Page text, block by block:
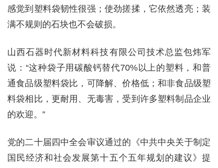
感觉到塑料袋韧性很强；使劲搓揉，它依然透亮；装
满不规则的石块也不会破损。
山西石器时代新材料科技有限公司技术总监包炜军
说：“这种袋子用碳酸钙替代70%以上的塑料，和普
通食品级塑料袋比，可降解、价格低；和非食品级塑
料袋相比，更耐用、无毒害，受到许多塑料制品企业
的欢迎。”
党的二十届四中全会审议通过的《中共中央关于制定
国民经济和社会发展第十五个五年规划的建议》提